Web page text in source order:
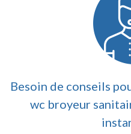
Besoin de conseils
wc broyeur